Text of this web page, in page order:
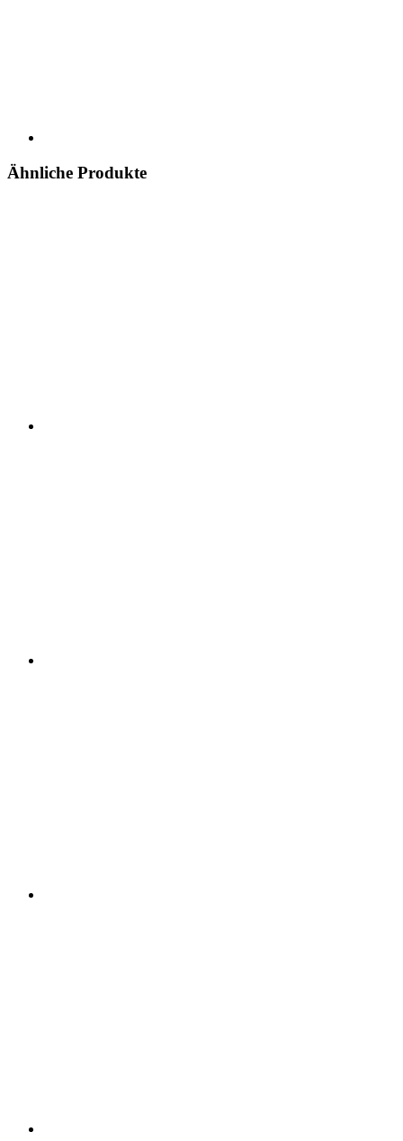
Ähnliche Produkte